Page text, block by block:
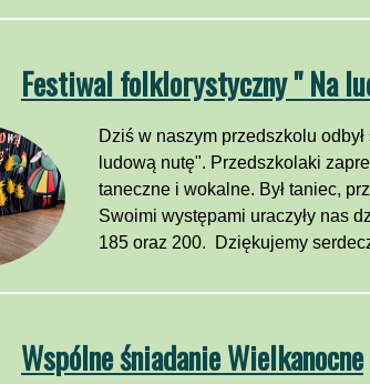
Festiwal folklorystyczny " Na
Dziś w naszym przedszkolu
ludową nutę". Przedszkolaki
taneczne i wokalne. Był taniec,
Swoimi występami uraczyły nas
185 oraz 200. Dziękujemy
Wspólne śniadanie Wielkanocne